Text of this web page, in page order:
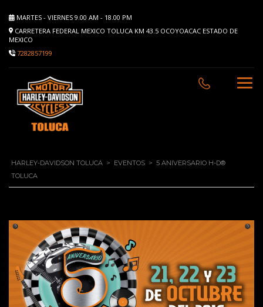
MARTES - VIERNES 9.00 AM - 18.00 PM
CARRETERA FEDERAL MEXICO TOLUCA KM 43.5 OCOYOACAC ESTADO DE
MEXICO
7282857199
HARLEY-DAVIDSON TOLUCA > EVENTOS > 5 ANIVERSARIO H-D®
TOLUCA